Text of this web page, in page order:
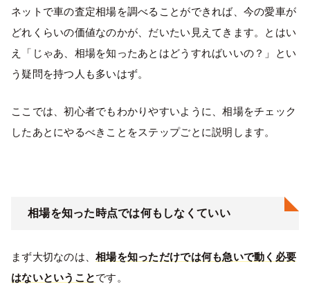
ネットで車の査定相場を調べることができれば、今の愛車が
どれくらいの価値なのかが、だいたい見えてきます。とはい
え「じゃあ、相場を知ったあとはどうすればいいの？」とい
う疑問を持つ人も多いはず。
ここでは、初心者でもわかりやすいように、相場をチェック
したあとにやるべきことをステップごとに説明します。
相場を知った時点では何もしなくていい
まず大切なのは、相場を知っただけでは何も急いで動く必要
はないということです。